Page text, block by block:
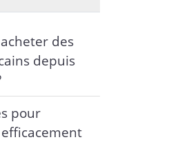
des
depuis
pour